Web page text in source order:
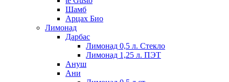
Шамб
Арцах Био
Лимонад
Дарбас
Лимонад 0,5 л. Стекло
Лимонад 1,25 л. ПЭТ
Ануш
Ани